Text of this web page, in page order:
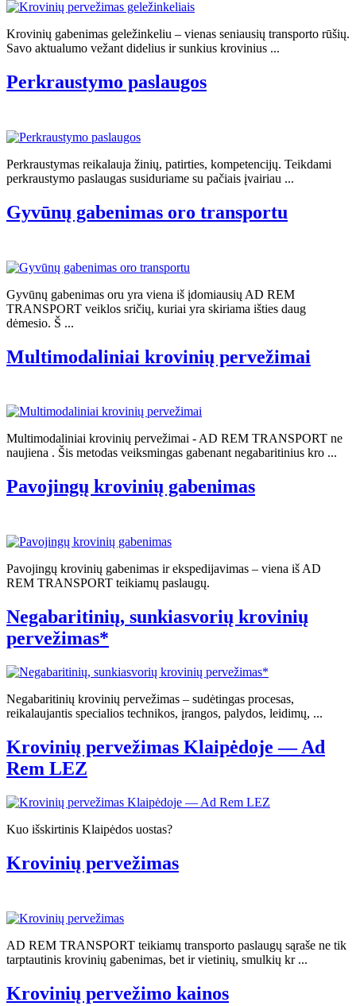
Krovinių gabenimas geležinkeliu – vienas seniausių transporto rūšių.
Savo aktualumo vežant didelius ir sunkius krovinius ...
Perkraustymo paslaugos
Perkraustymas reikalauja žinių, patirties, kompetencijų. Teikdami
perkraustymo paslaugas susiduriame su pačiais įvairiau ...
Gyvūnų gabenimas oro transportu
Gyvūnų gabenimas oru yra viena iš įdomiausių AD REM
TRANSPORT veiklos sričių, kuriai yra skiriama išties daug
dėmesio. Š ...
Multimodaliniai krovinių pervežimai
Multimodaliniai krovinių pervežimai - AD REM TRANSPORT ne
naujiena . Šis metodas veiksmingas gabenant negabaritinius kro ...
Pavojingų krovinių gabenimas
Pavojingų krovinių gabenimas ir ekspedijavimas – viena iš AD
REM TRANSPORT teikiamų paslaugų.
Negabaritinių, sunkiasvorių krovinių
pervežimas*
Negabaritinių krovinių pervežimas – sudėtingas procesas,
reikalaujantis specialios technikos, įrangos, palydos, leidimų, ...
Krovinių pervežimas Klaipėdoje — Ad
Rem LEZ
Kuo išskirtinis Klaipėdos uostas?
Krovinių pervežimas
AD REM TRANSPORT teikiamų transporto paslaugų sąraše ne tik
tarptautinis krovinių gabenimas, bet ir vietinių, smulkių kr ...
Krovinių pervežimo kainos